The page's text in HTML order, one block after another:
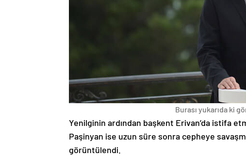
Burası yukarıda ki
Yenilginin ardından başkent Erivan’da istifa
Paşinyan ise uzun süre sonra cepheye
görüntülendi.